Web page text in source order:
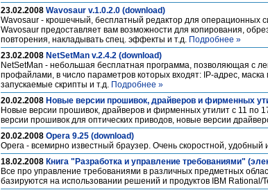
23.02.2008 Wavosaur v.1.0.2.0 (download)
Wavosaur - крошечный, бесплатный редактор для операционных
Wavosaur предоставляет вам возможности для копирования,
повторения, накладывать спец. эффекты и т.д. Подробнее »
23.02.2008 NetSetMan v.2.4.2 (download)
NetSetMan - небольшая бесплатная программа, позволяющая с
профайлами, в число параметров которых входят: IP-адрес,
запускаемые скрипты и т.д. Подробнее »
20.02.2008 Новые версии прошивок, драйверов и фирменных
Новые версии прошивок, драйверов и фирменных утилит с 11 по
версии прошивок для оптических приводов, новые версии
20.02.2008 Opera 9.25 (download)
Opera - всемирно известный браузер. Очень скоростной,
18.02.2008 Книга "Разработка и управление требованиями"
Все про управление требованиями в различных предметных
базируются на использовании решений и продуктов IBM Rational/